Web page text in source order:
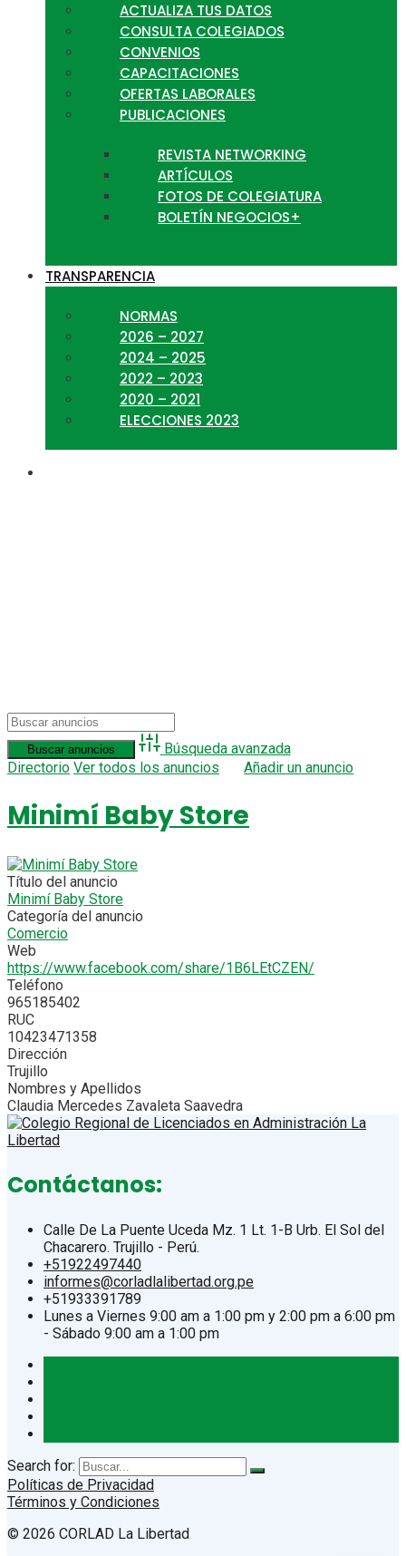
ACTUALIZA TUS DATOS
CONSULTA COLEGIADOS
CONVENIOS
CAPACITACIONES
OFERTAS LABORALES
PUBLICACIONES
REVISTA NETWORKING
ARTÍCULOS
FOTOS DE COLEGIATURA
BOLETÍN NEGOCIOS+
TRANSPARENCIA
NORMAS
2026 – 2027
2024 – 2025
2022 – 2023
2020 – 2021
ELECCIONES 2023
Búsqueda avanzada
Directorio Ver todos los anuncios Añadir un anuncio
Minimí Baby Store
Título del anuncio
Minimí Baby Store
Categoría del anuncio
Comercio
Web
https://www.facebook.com/share/1B6LEtCZEN/
Teléfono
965185402
RUC
10423471358
Dirección
Trujillo
Nombres y Apellidos
Claudia Mercedes Zavaleta Saavedra
Contáctanos:
Calle De La Puente Uceda Mz. 1 Lt. 1-B Urb. El Sol del
Chacarero. Trujillo - Perú.
+51922497440
informes@corladlalibertad.org.pe
+51933391789
Lunes a Viernes 9:00 am a 1:00 pm y 2:00 pm a 6:00 pm
- Sábado 9:00 am a 1:00 pm
Search for:
Políticas de Privacidad
Términos y Condiciones
© 2026 CORLAD La Libertad